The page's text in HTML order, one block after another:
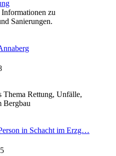
zu
Sanierungen.
Thema Rettung, Unfälle,
Bergbau
in Schacht im Erzg…